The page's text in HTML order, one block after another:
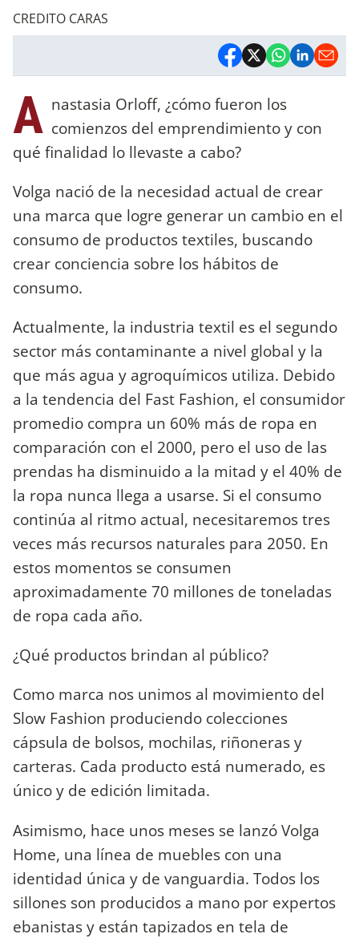
CREDITO CARAS
A nastasia Orloff, ¿cómo fueron los
comienzos del emprendimiento y con
qué finalidad lo llevaste a cabo?
Volga nació de la necesidad actual de crear
una marca que logre generar un cambio en el
consumo de productos textiles, buscando
crear conciencia sobre los hábitos de
consumo.
Actualmente, la industria textil es el segundo
sector más contaminante a nivel global y la
que más agua y agroquímicos utiliza. Debido
a la tendencia del Fast Fashion, el consumidor
promedio compra un 60% más de ropa en
comparación con el 2000, pero el uso de las
prendas ha disminuido a la mitad y el 40% de
la ropa nunca llega a usarse. Si el consumo
continúa al ritmo actual, necesitaremos tres
veces más recursos naturales para 2050. En
estos momentos se consumen
aproximadamente 70 millones de toneladas
de ropa cada año.
¿Qué productos brindan al público?
Como marca nos unimos al movimiento del
Slow Fashion produciendo colecciones
cápsula de bolsos, mochilas, riñoneras y
carteras. Cada producto está numerado, es
único y de edición limitada.
Asimismo, hace unos meses se lanzó Volga
Home, una línea de muebles con una
identidad única y de vanguardia. Todos los
sillones son producidos a mano por expertos
ebanistas y están tapizados en tela de